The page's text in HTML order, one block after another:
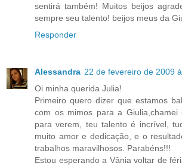
sentirá também! Muitos beijos
sempre seu talento! beijos meus da
Responder
Alessandra 22 de fevereiro de 2009
Oi minha querida Julia!
Primeiro quero dizer que estamos
com os mimos para a
para verem, teu talento é incrível,
muito amor e dedicação, e o
trabalhos maravilhosos. Parabéns!!!
Estou esperando a Vânia voltar de